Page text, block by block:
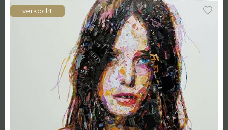
verkocht